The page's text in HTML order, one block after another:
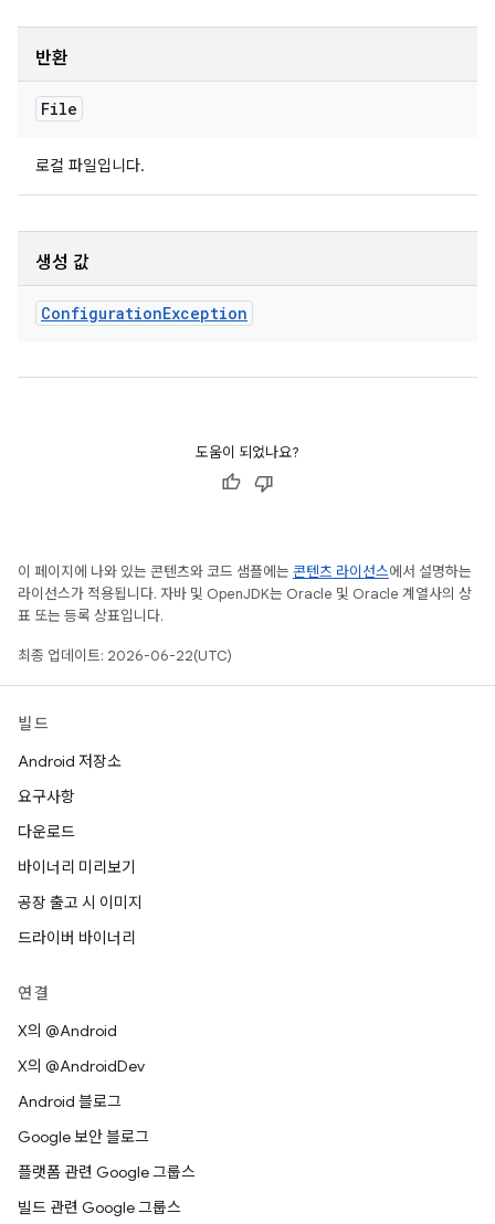
반환
File
로컬 파일입니다.
생성 값
ConfigurationException
도움이 되었나요?
이 페이지에 나와 있는 콘텐츠와 코드 샘플에는 콘텐츠 라이선스에서 설명하는
라이선스가 적용됩니다. 자바 및 OpenJDK는 Oracle 및 Oracle 계열사의 상
표 또는 등록 상표입니다.
최종 업데이트: 2026-06-22(UTC)
빌드
Android 저장소
요구사항
다운로드
바이너리 미리보기
공장 출고 시 이미지
드라이버 바이너리
연결
X의 @Android
X의 @AndroidDev
Android 블로그
Google 보안 블로그
플랫폼 관련 Google 그룹스
빌드 관련 Google 그룹스